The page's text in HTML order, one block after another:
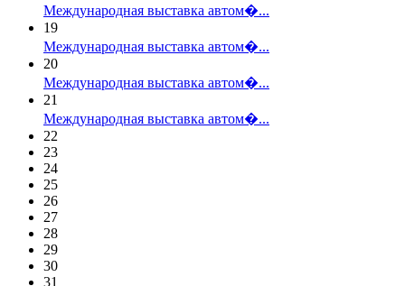
Международная выставка автом�...
19
Международная выставка автом�...
20
Международная выставка автом�...
21
Международная выставка автом�...
22
23
24
25
26
27
28
29
30
31